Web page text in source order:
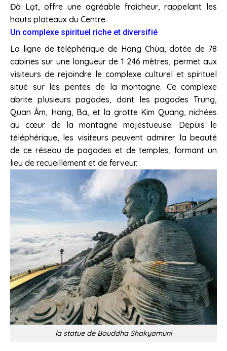
Đà Lạt, offre une agréable fraîcheur, rappelant les
hauts plateaux du Centre.
Un complexe spirituel riche et diversifié
La ligne de téléphérique de Hang Chùa, dotée de 78
cabines sur une longueur de 1 246 mètres, permet aux
visiteurs de rejoindre le complexe culturel et spirituel
situé sur les pentes de la montagne. Ce complexe
abrite plusieurs pagodes, dont les pagodes Trung,
Quan Âm, Hang, Ba, et la grotte Kim Quang, nichées
au cœur de la montagne majestueuse. Depuis le
téléphérique, les visiteurs peuvent admirer la beauté
de ce réseau de pagodes et de temples, formant un
lieu de recueillement et de ferveur.
la statue de Bouddha Shakyamuni